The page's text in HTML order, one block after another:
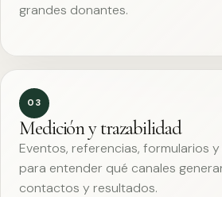
grandes donantes.
03
Medición y trazabilidad
Eventos, referencias, formularios
para entender qué canales
contactos y resultados.